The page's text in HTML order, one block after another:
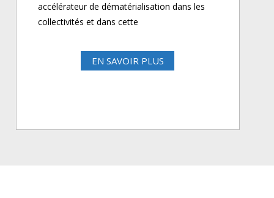
accélérateur de dématérialisation dans les
collectivités et dans cette
EN SAVOIR PLUS